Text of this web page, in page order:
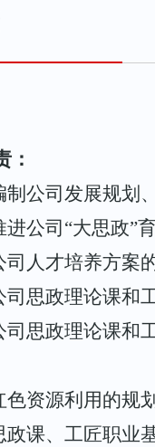
：
制公司发展规划
进公司“大思政”
司人才培养方案
司思政理论课和
司思政理论课和
色资源利用的规
政课、工匠职业